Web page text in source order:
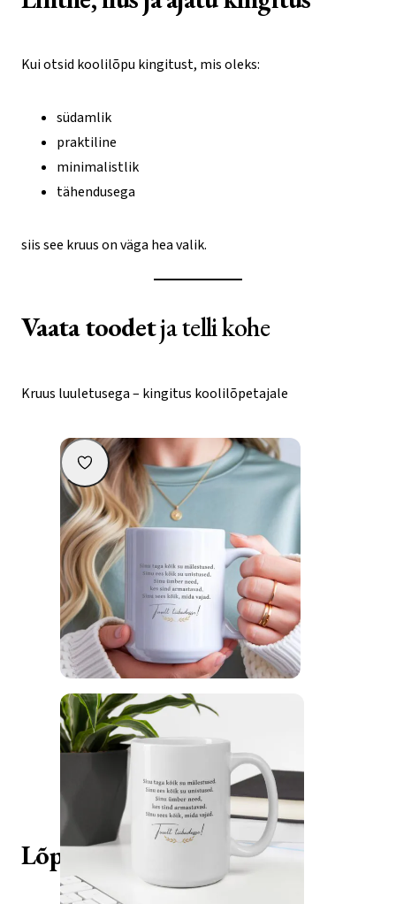
Kui otsid koolilõpu kingitust, mis oleks:
südamlik
praktiline
minimalistlik
tähendusega
siis see kruus on väga hea valik.
Vaata toodetja telli kohe
Kruus luuletusega – kingitus koolilõpetajale
Kruus luuletusega – kingitus koolilõpetajale
Lõpetamine on uus algus